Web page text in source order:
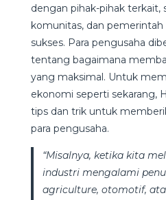
dengan pihak-pihak terkait,
komunitas, dan
sukses. Para pengusaha
tentang bagaimana
yang maksimal. Untuk
ekonomi seperti sekarang,
tips dan trik untuk
para pengusaha.
“Misalnya, ketika kita
industri mengalami
agriculture, otomotif,